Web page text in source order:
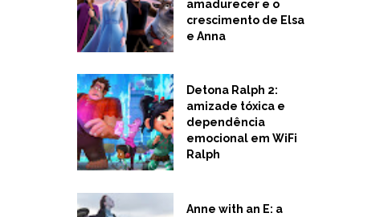
amadurecer e o
crescimento de Elsa
e Anna
Detona Ralph 2:
amizade tóxica e
dependência
emocional em WiFi
Ralph
Anne with an E: a